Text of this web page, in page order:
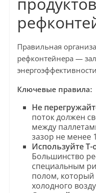
Правильная
рефконтейнера —
Ключевые правила:
Не
поток должен
между
зазор не менее
Используйте
Большинство
специальным
полом, который
холодного